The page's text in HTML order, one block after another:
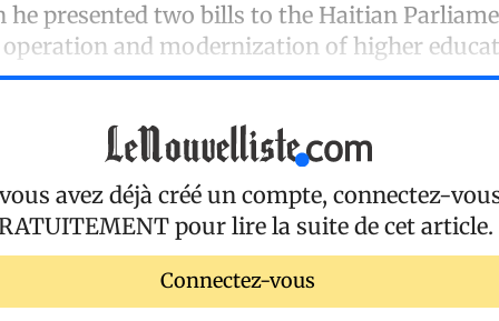
he presented two bills to the Haitian
and modernization of higher
avez déjà créé un compte, connectez-
pour lire la suite de cet article.
Connectez-vous